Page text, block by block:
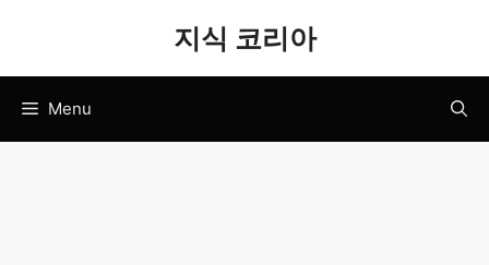
지식 코리아
Menu